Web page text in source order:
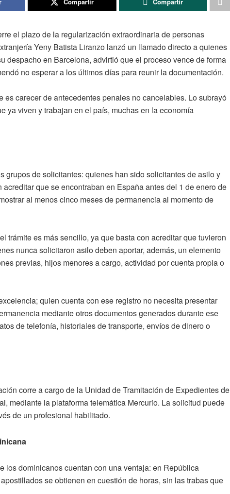
Compartir Compartir
el plazo de la regularización extraordinaria de personas
Yeny Batista Liranzo lanzó un llamado directo a quienes
despacho en Barcelona, advirtió que el proceso vence de forma
no esperar a los últimos días para reunir la documentación.
carecer de antecedentes penales no cancelables. Lo subrayó
ya viven y trabajan en el país, muchas en la economía
grupos de solicitantes: quienes han sido solicitantes de asilo y
que se encontraban en España antes del 1 de enero de
al menos cinco meses de permanencia al momento de
trámite es más sencillo, ya que basta con acreditar que tuvieron
nunca solicitaron asilo deben aportar, además, un elemento
previas, hijos menores a cargo, actividad por cuenta propia o
quien cuenta con ese registro no necesita presentar
mediante otros documentos generados durante ese
de telefonía, historiales de transporte, envíos de dinero o
corre a cargo de la Unidad de Tramitación de Expedientes de
mediante la plataforma telemática Mercurio. La solicitud puede
de un profesional habilitado.
los dominicanos cuentan con una ventaja: en República
se obtienen en cuestión de horas, sin las trabas que